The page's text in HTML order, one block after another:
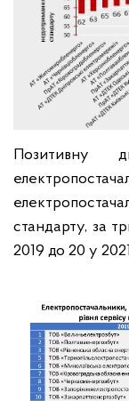
Позитивну
стандарту, за
2019 до 20 у